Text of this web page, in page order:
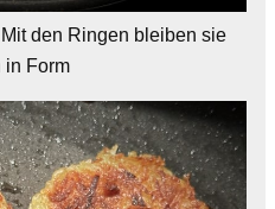
den Ringen bleiben sie
in Form